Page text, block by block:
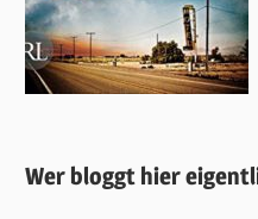
Wer bloggt hier